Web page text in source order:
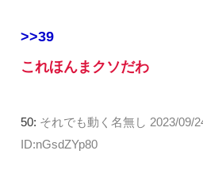
>>39
これほんまクソだわ
50: それでも動く名無し 2023/09/
ID:nGsdZYp80